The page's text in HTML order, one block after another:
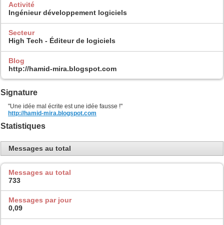
Activité
Ingénieur développement logiciels
Secteur
High Tech - Éditeur de logiciels
Blog
http://hamid-mira.blogspot.com
Signature
"Une idée mal écrite est une idée fausse !"
http://hamid-mira.blogspot.com
Statistiques
Messages au total
Messages au total
733
Messages par jour
0,09